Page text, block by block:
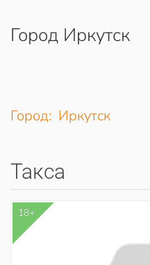
Перейти к содержимому
Город Иркутск
Город: Иркутск
Такса
18+